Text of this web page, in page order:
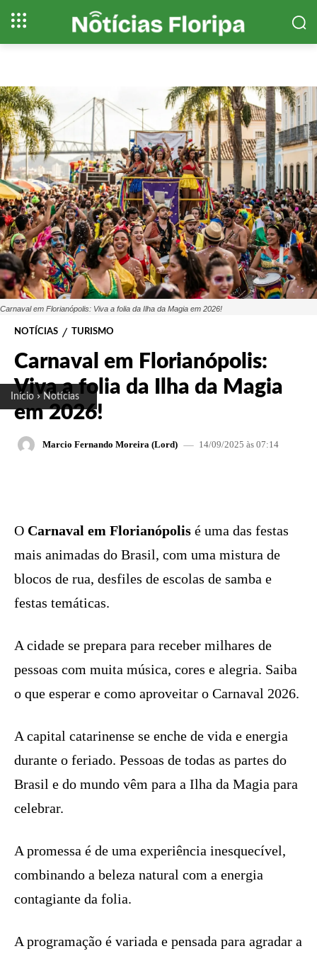
Início Notícias
Carnaval em Florianópolis: Viva a folia da Ilha da Magia em 2026!
NOTÍCIAS TURISMO
Carnaval em Florianópolis:
Viva a folia da Ilha da Magia
em 2026!
Marcio Fernando Moreira (Lord) 14/09/2025 às 07:14
O Carnaval em Florianópolis é uma das festas
mais animadas do Brasil, com uma mistura de
blocos de rua, desfiles de escolas de samba e
festas temáticas.
A cidade se prepara para receber milhares de
pessoas com muita música, cores e alegria. Saiba
o que esperar e como aproveitar o Carnaval 2026.
A capital catarinense se enche de vida e energia
durante o feriado. Pessoas de todas as partes do
Brasil e do mundo vêm para a Ilha da Magia para
celebrar.
A promessa é de uma experiência inesquecível,
combinando a beleza natural com a energia
contagiante da folia.
A programação é variada e pensada para agradar a